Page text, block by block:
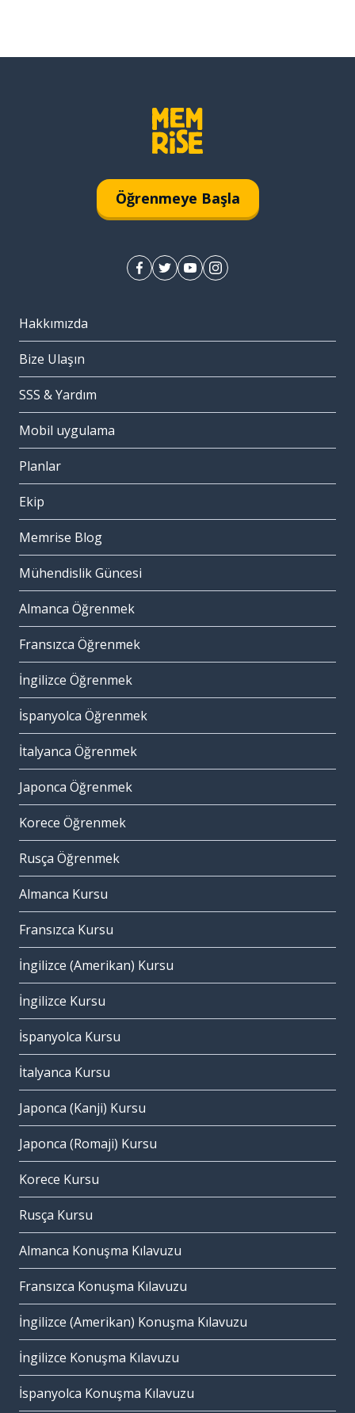
Öğrenmeye Başla
Hakkımızda
Bize Ulaşın
SSS & Yardım
Mobil uygulama
Planlar
Ekip
Memrise Blog
Mühendislik Güncesi
Almanca Öğrenmek
Fransızca Öğrenmek
İngilizce Öğrenmek
İspanyolca Öğrenmek
İtalyanca Öğrenmek
Japonca Öğrenmek
Korece Öğrenmek
Rusça Öğrenmek
Almanca Kursu
Fransızca Kursu
İngilizce (Amerikan) Kursu
İngilizce Kursu
İspanyolca Kursu
İtalyanca Kursu
Japonca (Kanji) Kursu
Japonca (Romaji) Kursu
Korece Kursu
Rusça Kursu
Almanca Konuşma Kılavuzu
Fransızca Konuşma Kılavuzu
İngilizce (Amerikan) Konuşma Kılavuzu
İngilizce Konuşma Kılavuzu
İspanyolca Konuşma Kılavuzu